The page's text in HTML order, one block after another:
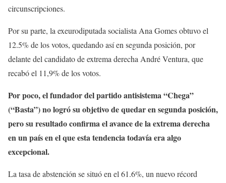
circunscripciones.
Por su parte, la exeurodiputada socialista Ana Gomes obtuvo el
12.5% de los votos, quedando así en segunda posición, por
delante del candidato de extrema derecha André Ventura, que
recabó el 11,9% de los votos.
Por poco, el fundador del partido antisistema “Chega”
(“Basta”) no logró su objetivo de quedar en segunda posición,
pero su resultado confirma el avance de la extrema derecha
en un país en el que esta tendencia todavía era algo
excepcional.
La tasa de abstención se situó en el 61.6%, un nuevo récord